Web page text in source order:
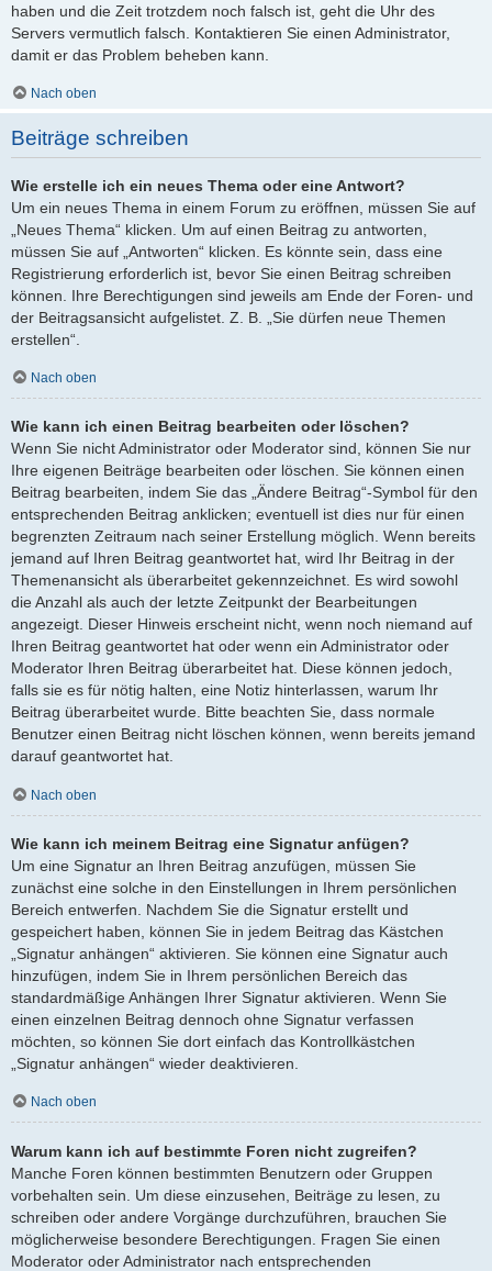
haben und die Zeit trotzdem noch falsch ist, geht die Uhr des
Servers vermutlich falsch. Kontaktieren Sie einen Administrator,
damit er das Problem beheben kann.
Nach oben
Beiträge schreiben
Wie erstelle ich ein neues Thema oder eine Antwort?
Um ein neues Thema in einem Forum zu eröffnen, müssen Sie auf
„Neues Thema“ klicken. Um auf einen Beitrag zu antworten,
müssen Sie auf „Antworten“ klicken. Es könnte sein, dass eine
Registrierung erforderlich ist, bevor Sie einen Beitrag schreiben
können. Ihre Berechtigungen sind jeweils am Ende der Foren- und
der Beitragsansicht aufgelistet. Z. B. „Sie dürfen neue Themen
erstellen“.
Nach oben
Wie kann ich einen Beitrag bearbeiten oder löschen?
Wenn Sie nicht Administrator oder Moderator sind, können Sie nur
Ihre eigenen Beiträge bearbeiten oder löschen. Sie können einen
Beitrag bearbeiten, indem Sie das „Ändere Beitrag“-Symbol für den
entsprechenden Beitrag anklicken; eventuell ist dies nur für einen
begrenzten Zeitraum nach seiner Erstellung möglich. Wenn bereits
jemand auf Ihren Beitrag geantwortet hat, wird Ihr Beitrag in der
Themenansicht als überarbeitet gekennzeichnet. Es wird sowohl
die Anzahl als auch der letzte Zeitpunkt der Bearbeitungen
angezeigt. Dieser Hinweis erscheint nicht, wenn noch niemand auf
Ihren Beitrag geantwortet hat oder wenn ein Administrator oder
Moderator Ihren Beitrag überarbeitet hat. Diese können jedoch,
falls sie es für nötig halten, eine Notiz hinterlassen, warum Ihr
Beitrag überarbeitet wurde. Bitte beachten Sie, dass normale
Benutzer einen Beitrag nicht löschen können, wenn bereits jemand
darauf geantwortet hat.
Nach oben
Wie kann ich meinem Beitrag eine Signatur anfügen?
Um eine Signatur an Ihren Beitrag anzufügen, müssen Sie
zunächst eine solche in den Einstellungen in Ihrem persönlichen
Bereich entwerfen. Nachdem Sie die Signatur erstellt und
gespeichert haben, können Sie in jedem Beitrag das Kästchen
„Signatur anhängen“ aktivieren. Sie können eine Signatur auch
hinzufügen, indem Sie in Ihrem persönlichen Bereich das
standardmäßige Anhängen Ihrer Signatur aktivieren. Wenn Sie
einen einzelnen Beitrag dennoch ohne Signatur verfassen
möchten, so können Sie dort einfach das Kontrollkästchen
„Signatur anhängen“ wieder deaktivieren.
Nach oben
Warum kann ich auf bestimmte Foren nicht zugreifen?
Manche Foren können bestimmten Benutzern oder Gruppen
vorbehalten sein. Um diese einzusehen, Beiträge zu lesen, zu
schreiben oder andere Vorgänge durchzuführen, brauchen Sie
möglicherweise besondere Berechtigungen. Fragen Sie einen
Moderator oder Administrator nach entsprechenden